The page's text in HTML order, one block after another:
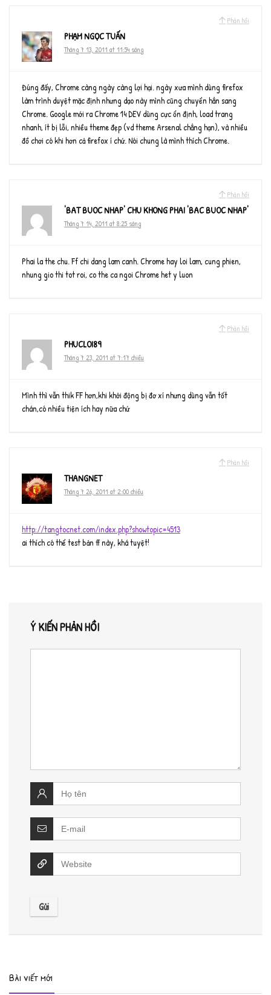
Phản hồi
PHẠM NGỌC TUẤN
Tháng 7 13, 2011 at 11:54 sáng
Đúng đấy, Chrome càng ngày càng lợi hại. ngày xưa mình dùng firefox
làm trình duyệt mặc định nhưng dạo này mình cũng chuyển hẳn sang
Chrome. Google mới ra Chrome 14 DEV dùng cực ổn định, load trang
nhanh, ít bị lỗi, nhiều theme đẹp (vd theme Arsenal chẳng hạn), và nhiều
đồ chơi có khi hơn cả firefox í chứ. Nói chung là mình thích Chrome.
Phản hồi
'BAT BUOC NHAP' CHU KHONG PHAI 'BAC BUOC NHAP'
Tháng 7 14, 2011 at 8:25 sáng
Phai la the chu. Ff chi dang lam canh. Chrome hay loi lam, cung phien,
nhung gio thi tot roi, co the ca ngoi Chrome het y luon
Phản hồi
PHUCLOI89
Tháng 7 23, 2011 at 7:17 chiều
Mình thì vẫn thik FF hơn,khi khởi động bị đơ xí nhưng dùng vẫn tốt
chán,có nhiều tiện ích hay nữa chứ
Phản hồi
THANGNET
Tháng 7 26, 2011 at 2:00 chiều
http://tangtocnet.com/index.php?showtopic=4513
ai thích có thể test bản ff này, khá tuyệt!
Ý KIẾN PHẢN HỒI
Bài viết mới